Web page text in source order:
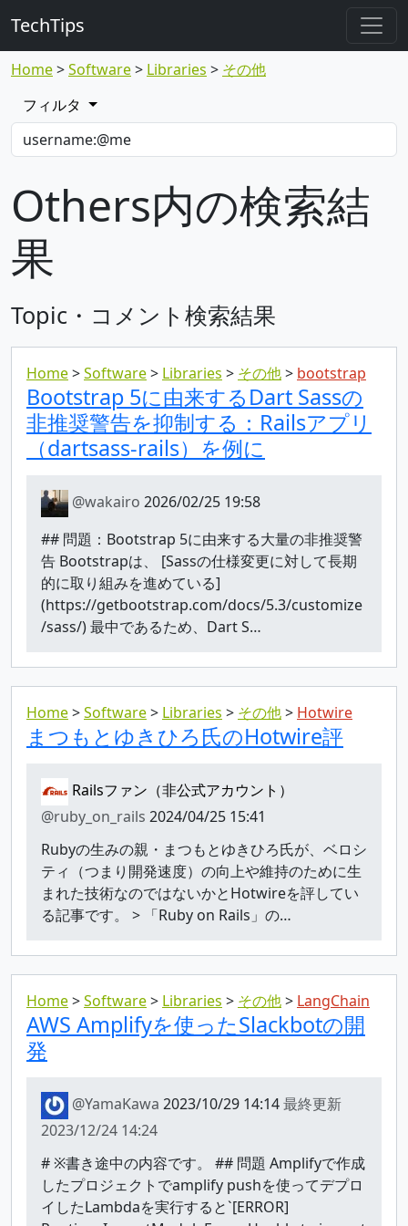
TechTips
Home Software Libraries
その他
フィルタ
Others内の検索結
果
Topic・コメント検索結果
Home Software Libraries その他 bootstrap
Bootstrap 5に由来するDart Sassの
非推奨警告を抑制する：Railsアプリ
（dartsass-rails）を例に
@wakairo 2026/02/25 19:58
## 問題：Bootstrap 5に由来する大量の非推奨警
告 Bootstrapは、 [Sassの仕様変更に対して長期
的に取り組みを進めている]
(https://getbootstrap.com/docs/5.3/customize
/sass/) 最中であるため、Dart S…
Home Software Libraries その他 Hotwire
まつもとゆきひろ氏のHotwire評
Railsファン（非公式アカウント）
@ruby_on_rails 2024/04/25 15:41
Rubyの生みの親・まつもとゆきひろ氏が、ベロシ
ティ（つまり開発速度）の向上や維持のために生
まれた技術なのではないかとHotwireを評してい
る記事です。 > 「Ruby on Rails」の…
Home Software Libraries その他 LangChain
AWS Amplifyを使ったSlackbotの開
発
@YamaKawa 2023/10/29 14:14最終更新
2023/12/24 14:24
# ※書き途中の内容です。 ## 問題 Amplifyで作成
したプロジェクトでamplify pushを使ってデプロ
イしたLambdaを実行すると`[ERROR]